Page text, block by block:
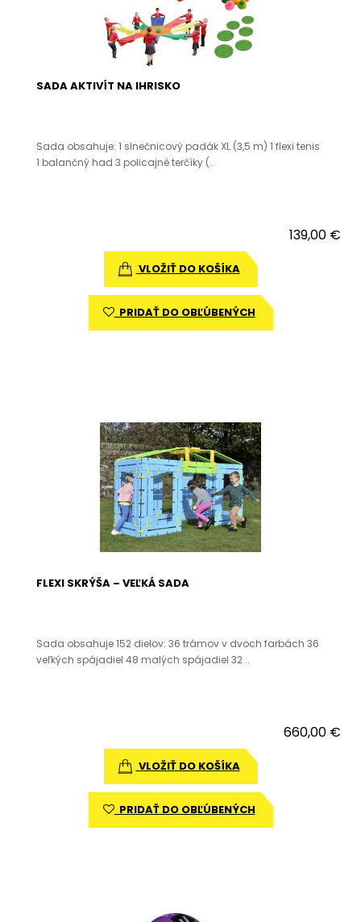
SADA AKTIVÍT NA IHRISKO
Sada obsahuje: 1 slnečnicový padák XL (3,5 m) 1 flexi tenis
1 balančný had 3 policajné terčíky (..
139,00 €
VLOŽIŤ DO KOŠÍKA
PRIDAŤ DO OBĽÚBENÝCH
FLEXI SKRÝŠA – VEĽKÁ SADA
Sada obsahuje 152 dielov: 36 trámov v dvoch farbách 36
veľkých spájadiel 48 malých spájadiel 32 ..
660,00 €
VLOŽIŤ DO KOŠÍKA
PRIDAŤ DO OBĽÚBENÝCH